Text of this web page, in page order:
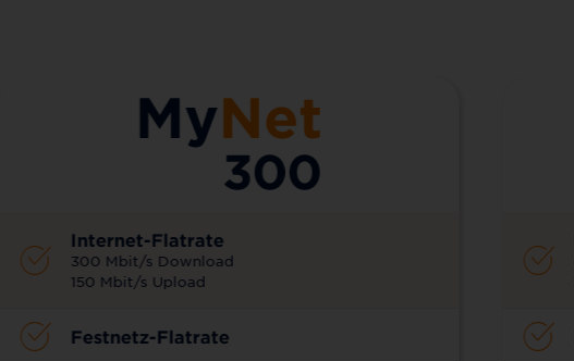
Internet-Flatrate
300 Mbit/s Download
150 Mbit/s Upload
Festnetz-Flatrate